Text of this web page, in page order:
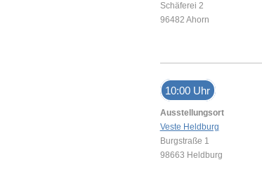
Schäferei 2
96482 Ahorn
10:00 Uhr
Ausstellungsort
Veste Heldburg
Burgstraße 1
98663 Heldburg